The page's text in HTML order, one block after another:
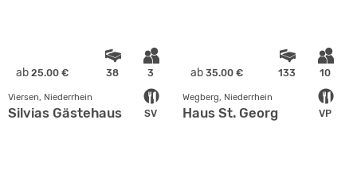
ab 25.00 € 38 3
SV
Viersen, Niederrhein
Silvias Gästehaus
ab 35.00 € 133 10
VP
Wegberg, Niederrhein
Haus St. Georg